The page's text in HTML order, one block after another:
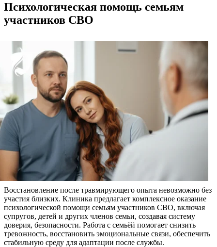
Психологическая помощь семьям
участников СВО
Восстановление после травмирующего опыта невозможно без
участия близких. Клиника предлагает комплексное оказание
психологической помощи семьям участников СВО, включая
супругов, детей и других членов семьи, создавая систему
доверия, безопасности. Работа с семьёй помогает снизить
тревожность, восстановить эмоциональные связи, обеспечить
стабильную среду для адаптации после службы.